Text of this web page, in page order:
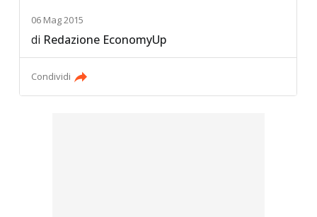
06 Mag 2015
di Redazione EconomyUp
Condividi